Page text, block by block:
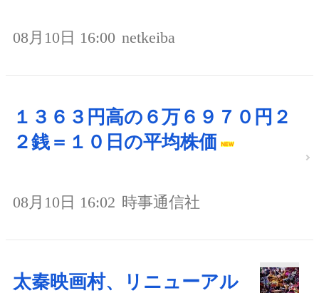
08月10日 16:00 netkeiba
１３６３円高の６万６９７０円２
２銭＝１０日の平均株価
08月10日 16:02 時事通信社
太秦映画村、リニューアル